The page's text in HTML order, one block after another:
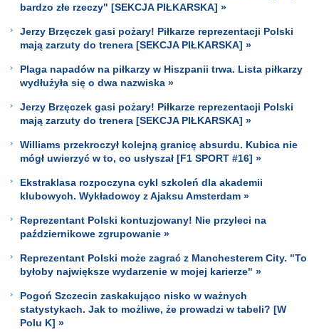
bardzo złe rzeczy" [SEKCJA PIŁKARSKA] »
Jerzy Brzęczek gasi pożary! Piłkarze reprezentacji Polski
mają zarzuty do trenera [SEKCJA PIŁKARSKA] »
Plaga napadów na piłkarzy w Hiszpanii trwa. Lista piłkarzy
wydłużyła się o dwa nazwiska »
Jerzy Brzęczek gasi pożary! Piłkarze reprezentacji Polski
mają zarzuty do trenera [SEKCJA PIŁKARSKA] »
Williams przekroczył kolejną granicę absurdu. Kubica nie
mógł uwierzyć w to, co usłyszał [F1 SPORT #16] »
Ekstraklasa rozpoczyna cykl szkoleń dla akademii
klubowych. Wykładowcy z Ajaksu Amsterdam »
Reprezentant Polski kontuzjowany! Nie przyleci na
październikowe zgrupowanie »
Reprezentant Polski może zagrać z Manchesterem City. "To
byłoby największe wydarzenie w mojej karierze" »
Pogoń Szczecin zaskakująco nisko w ważnych
statystykach. Jak to możliwe, że prowadzi w tabeli? [W
Polu K] »